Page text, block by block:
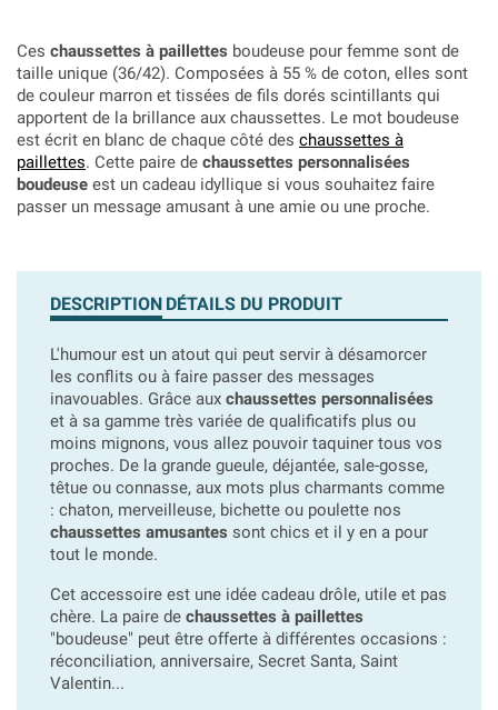
Ces chaussettes à paillettes boudeuse pour femme sont de
taille unique (36/42). Composées à 55 % de coton, elles sont
de couleur marron et tissées de fils dorés scintillants qui
apportent de la brillance aux chaussettes. Le mot boudeuse
est écrit en blanc de chaque côté des chaussettes à
paillettes. Cette paire de chaussettes personnalisées
boudeuse est un cadeau idyllique si vous souhaitez faire
passer un message amusant à une amie ou une proche.
DESCRIPTION DÉTAILS DU PRODUIT
L'humour est un atout qui peut servir à désamorcer
les conflits ou à faire passer des messages
inavouables. Grâce aux chaussettes personnalisées
et à sa gamme très variée de qualificatifs plus ou
moins mignons, vous allez pouvoir taquiner tous vos
proches. De la grande gueule, déjantée, sale-gosse,
têtue ou connasse, aux mots plus charmants comme
: chaton, merveilleuse, bichette ou poulette nos
chaussettes amusantes sont chics et il y en a pour
tout le monde.
Cet accessoire est une idée cadeau drôle, utile et pas
chère. La paire de chaussettes à paillettes
"boudeuse" peut être offerte à différentes occasions :
réconciliation, anniversaire, Secret Santa, Saint
Valentin...